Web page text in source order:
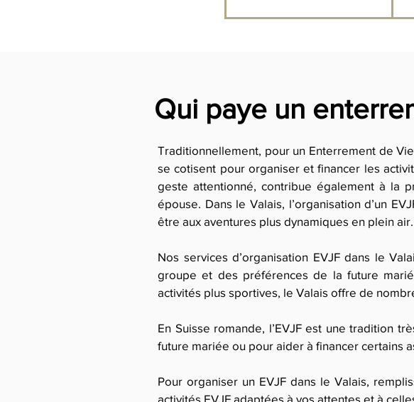
Qui paye un
Traditionnellement, pour un Enterrement de
se cotisent pour organiser et financer les
geste attentionné, contribue également à la
épouse. Dans le Valais, l’organisation d’un
être aux aventures plus dynamiques en plein air.
Nos services d’organisation EVJF dans le
groupe et des préférences de la future
activités plus sportives, le Valais offre de
En Suisse romande, l’EVJF est une tradition
future mariée ou pour aider à financer certains
Pour organiser un EVJF dans le Valais,
activités EVJF adaptées à vos attentes et à